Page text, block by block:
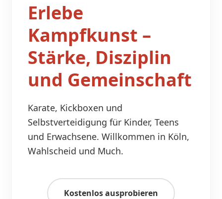
Erlebe
Kampfkunst –
Stärke, Disziplin
und Gemeinschaft
Karate, Kickboxen und
Selbstverteidigung für Kinder, Teens
und Erwachsene. Willkommen in Köln,
Wahlscheid und Much.
Kostenlos ausprobieren